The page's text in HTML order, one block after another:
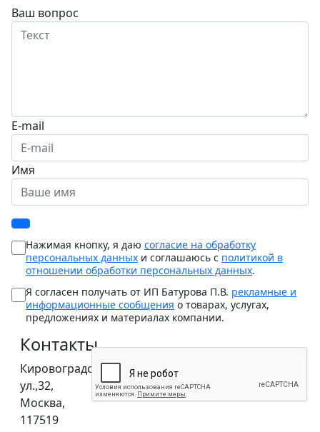
Ваш вопрос
E-mail
Имя
Нажимая кнопку, я даю согласие на обработку
персональных данных и соглашаюсь с политикой в
отношении обработки персональных данных.
Я согласен получать от ИП Батурова П.В. рекламные и
информационные сообщения о товарах, услугах,
предложениях и материалах компании.
Контакты
Кировоградская
ул.,32,
Москва,
117519